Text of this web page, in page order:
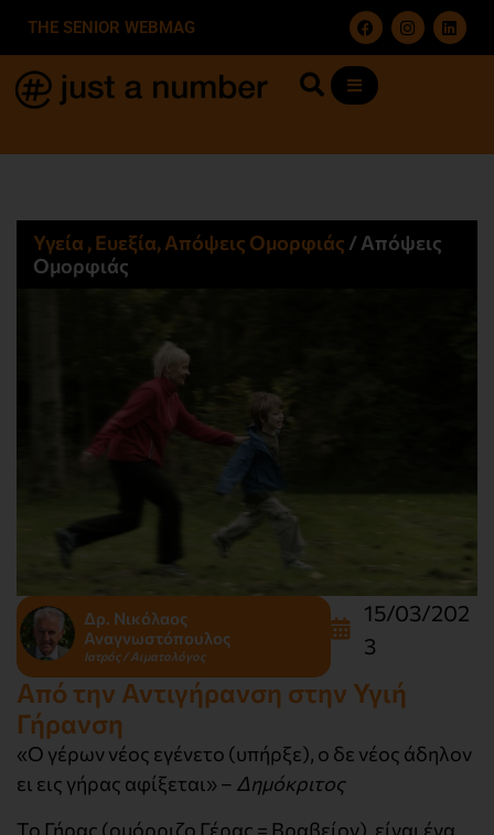
THE SENIOR WEBMAG
Υγεία , Ευεξία, Απόψεις Ομορφιάς​ /Απόψεις
Ομορφιάς
Δρ. Νικόλαος
Αναγνωστόπουλος
Ιατρός / Αιματολόγος
15/03/202
3
Από την Αντιγήρανση στην Υγιή
Γήρανση
«Ο γέρων νέος εγένετο (υπήρξε), ο δε νέος άδηλον
ει εις γήρας αφίξεται» – Δημόκριτος
Το Γήρας (ομόρριζο Γέρας = Βραβείον), είναι ένα